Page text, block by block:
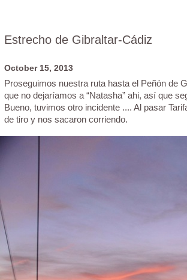
Estrecho de Gibraltar-Cádiz
Proseguimos nuestra ruta hasta el Peñón de
que no dejaríamos a “Natasha” ahi, así que
Bueno, tuvimos otro incidente .... Al pasar
de tiro y nos sacaron corriendo.
October 15, 2013